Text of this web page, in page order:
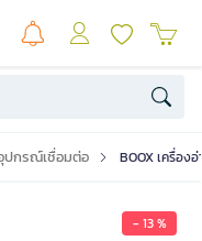
ปกรณ์เชื่อมต่อ BOOX เครื่อง
- 13 %